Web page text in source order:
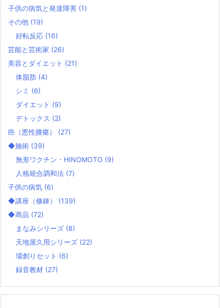
子供の病気と発達障害 (1)
その他 (19)
好転反応 (16)
芸能と芸術家 (26)
美容とダイエット (21)
体脂肪 (4)
シミ (6)
ダイエット (9)
デトックス (2)
癌（悪性腫瘍） (27)
◆施術 (39)
無形ワクチン・HINOMOTO (9)
人格統合調和法 (7)
子供の病気 (6)
◆講座（修錬） (139)
◆商品 (72)
まなみシリーズ (8)
天地屋久用シリーズ (22)
場創りセット (6)
録音教材 (27)